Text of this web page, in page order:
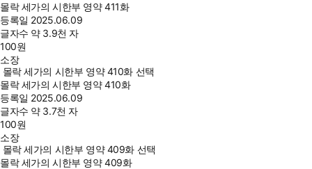
몰락 세가의 시한부 영약 411화
등록일 2025.06.09
글자수 약 3.9천 자
100원
소장
몰락 세가의 시한부 영약 410화 선택
몰락 세가의 시한부 영약 410화
등록일 2025.06.09
글자수 약 3.7천 자
100원
소장
몰락 세가의 시한부 영약 409화 선택
몰락 세가의 시한부 영약 409화